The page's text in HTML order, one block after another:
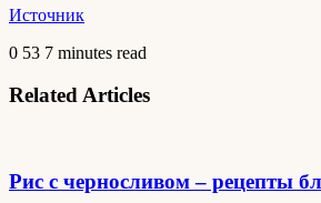
Источник
0 53 7 minutes read
Related Articles
Рис с черносливом – рецепты